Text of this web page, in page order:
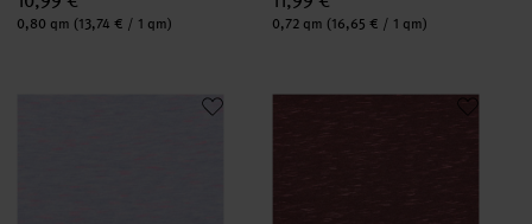
Inhalt:
0,80 qm (13,74 € / 1 qm) Inhalt:
0,72 qm (16,65 € / 1 qm)
Stoffabschnitt Jersey flieder-neonpink 80x100cm
Stoffabschnitt Jersey kastanie-